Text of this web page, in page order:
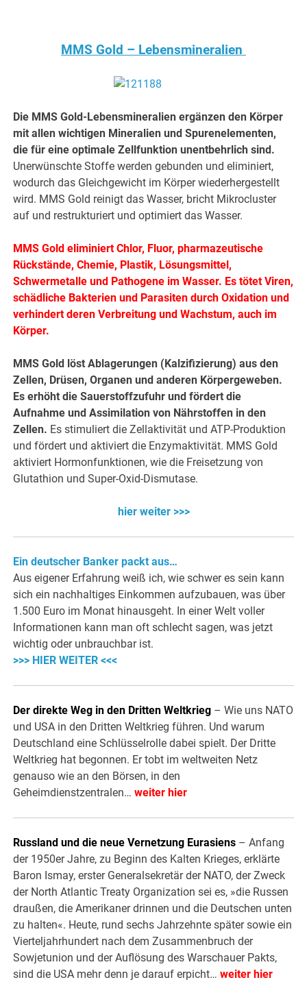
MMS Gold – Lebensmineralien
Die MMS Gold-Lebensmineralien ergänzen den Körper
mit allen wichtigen Mineralien und Spurenelementen,
die für eine optimale Zellfunktion unentbehrlich sind.
Unerwünschte Stoffe werden gebunden und eliminiert,
wodurch das Gleichgewicht im Körper wiederhergestellt
wird. MMS Gold reinigt das Wasser, bricht Mikrocluster
auf und restrukturiert und optimiert das Wasser.
MMS Gold eliminiert Chlor, Fluor, pharmazeutische
Rückstände, Chemie, Plastik, Lösungsmittel,
Schwermetalle und Pathogene im Wasser. Es tötet Viren,
schädliche Bakterien und Parasiten durch Oxidation und
verhindert deren Verbreitung und Wachstum, auch im
Körper.
MMS Gold löst Ablagerungen (Kalzifizierung) aus den
Zellen, Drüsen, Organen und anderen Körpergeweben.
Es erhöht die Sauerstoffzufuhr und fördert die
Aufnahme und Assimilation von Nährstoffen in den
Zellen. Es stimuliert die Zellaktivität und ATP-Produktion
und fördert und aktiviert die Enzymaktivität. MMS Gold
aktiviert Hormonfunktionen, wie die Freisetzung von
Glutathion und Super-Oxid-Dismutase.
hier weiter >>>
Ein deutscher Banker packt aus…
Aus eigener Erfahrung weiß ich, wie schwer es sein kann
sich ein nachhaltiges Einkommen aufzubauen, was über
1.500 Euro im Monat hinausgeht. In einer Welt voller
Informationen kann man oft schlecht sagen, was jetzt
wichtig oder unbrauchbar ist.
>>> HIER WEITER <<<
Der direkte Weg in den Dritten Weltkrieg – Wie uns NATO
und USA in den Dritten Weltkrieg führen. Und warum
Deutschland eine Schlüsselrolle dabei spielt. Der Dritte
Weltkrieg hat begonnen. Er tobt im weltweiten Netz
genauso wie an den Börsen, in den
Geheimdienstzentralen…weiter hier
Russland und die neue Vernetzung Eurasiens – Anfang
der 1950er Jahre, zu Beginn des Kalten Krieges, erklärte
Baron Ismay, erster Generalsekretär der NATO, der Zweck
der North Atlantic Treaty Organization sei es, »die Russen
draußen, die Amerikaner drinnen und die Deutschen unten
zu halten«. Heute, rund sechs Jahrzehnte später sowie ein
Vierteljahrhundert nach dem Zusammenbruch der
Sowjetunion und der Auflösung des Warschauer Pakts,
sind die USA mehr denn je darauf erpicht…weiter hier